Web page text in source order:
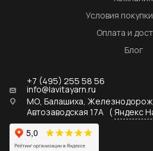
Условия
Оплата и
Блог
+7 (495) 255 58 56
info@lavitayarn.ru
МО, Балашиха,
Автозаводская 17А (Яндекс